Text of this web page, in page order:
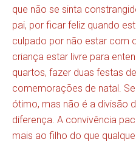
que não se sinta
pai, por ficar feliz quando
culpado por não estar com
criança estar livre para
quartos, fazer duas festas
comemorações de natal.
ótimo, mas não é a divisão
diferença. A convivência
mais ao filho do que